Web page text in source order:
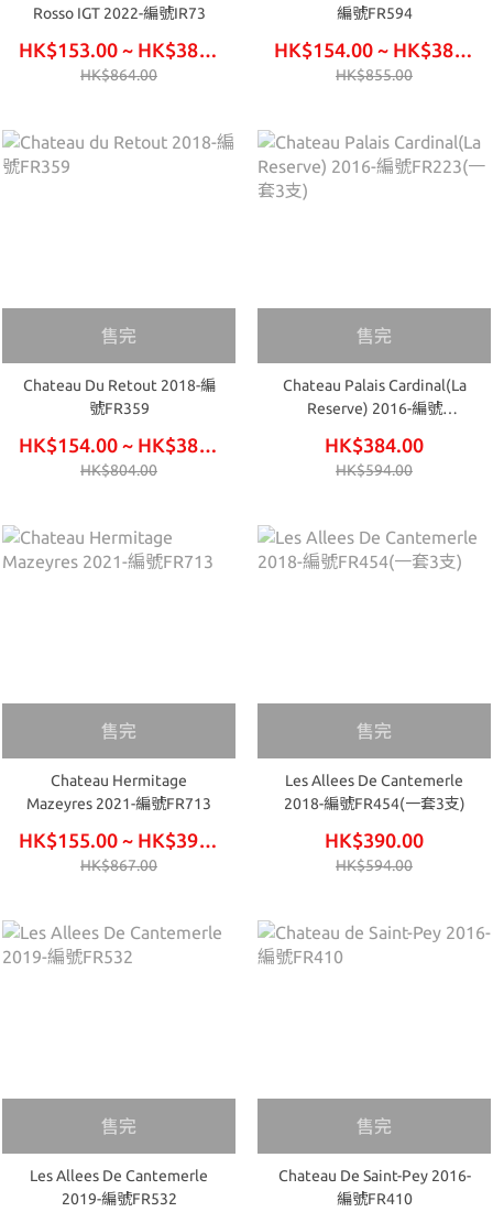
Rosso IGT 2022-編號IR73
HK$153.00 ~ HK$384.00
HK$864.00
編號FR594
HK$154.00 ~ HK$387.00
HK$855.00
售完
Chateau Du Retout 2018-編
號FR359
HK$154.00 ~ HK$387.00
HK$804.00
售完
Chateau Palais Cardinal(La
Reserve) 2016-編號
HK$384.00
HK$594.00
售完
Chateau Hermitage
Mazeyres 2021-編號FR713
HK$155.00 ~ HK$390.00
HK$867.00
售完
Les Allees De Cantemerle
2018-編號FR454(一套3支)
HK$390.00
HK$594.00
售完
Les Allees De Cantemerle
2019-編號FR532
售完
Chateau De Saint-Pey 2016-
編號FR410